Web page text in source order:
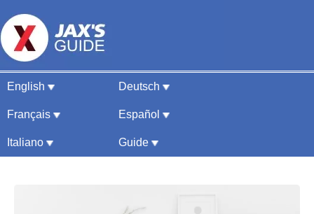
English Deutsch
Français Español
Italiano Guide
Migliori programmi per
modificare foto